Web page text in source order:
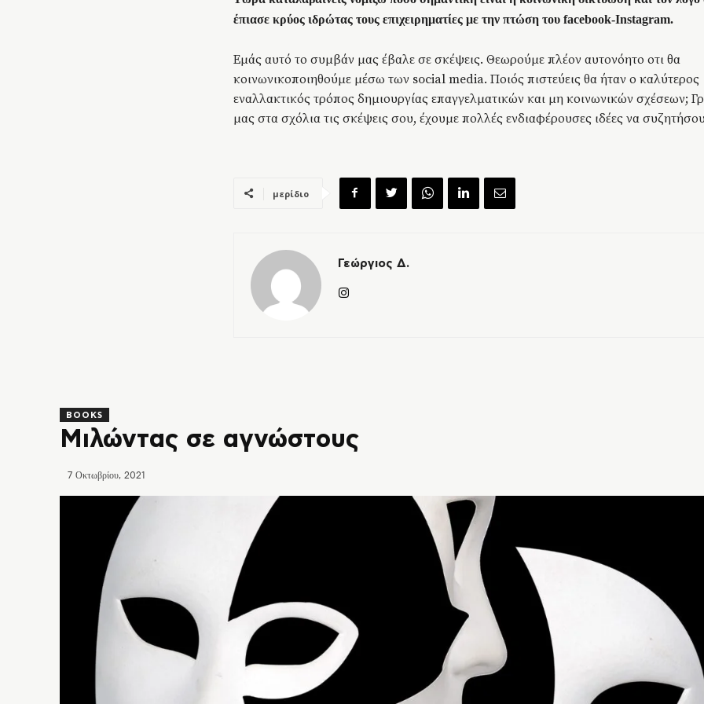
έπιασε κρύος ιδρώτας τους επιχειρηματίες με την πτώση του facebook-Ιnstagram.
Εμάς αυτό το συμβάν μας έβαλε σε σκέψεις. Θεωρούμε πλέον αυτονόητο οτι θα
κοινωνικοποιηθούμε μέσω των social media. Ποιός πιστεύεις θα ήταν ο καλύτερος
εναλλακτικός τρόπος δημιουργίας επαγγελματικών και μη κοινωνικών σχέσεων;
μας στα σχόλια τις σκέψεις σου, έχουμε πολλές ενδιαφέρουσες ιδέες να
μερίδιο
Γεώργιος Δ.